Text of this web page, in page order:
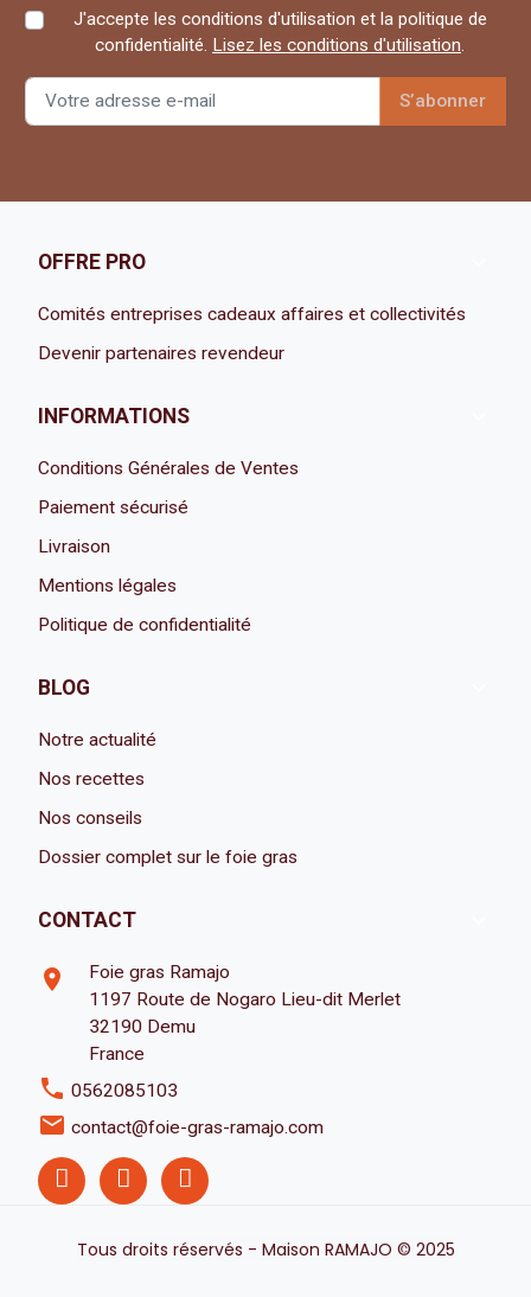
J'accepte les conditions d'utilisation et la politique de
confidentialité. Lisez les conditions d'utilisation.
OFFRE PRO
Comités entreprises cadeaux affaires et collectivités
Devenir partenaires revendeur
INFORMATIONS
Conditions Générales de Ventes
Paiement sécurisé
Livraison
Mentions légales
Politique de confidentialité
BLOG
Notre actualité
Nos recettes
Nos conseils
Dossier complet sur le foie gras
CONTACT
room
Foie gras Ramajo
1197 Route de Nogaro Lieu-dit Merlet
32190 Demu
France
phone 0562085103
email contact@foie-gras-ramajo.com
Tous droits réservés - Maison RAMAJO © 2025